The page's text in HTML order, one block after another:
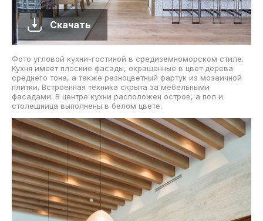
Скачать
Фото угловой кухни-гостиной в средиземноморском стиле.
Кухня имеет плоские фасады, окрашенные в цвет дерева
среднего тона, а также разноцветный фартук из мозаичной
плитки. Встроенная техника скрыта за мебельными
фасадами. В центре кухни расположен остров, а пол и
столешница выполнены в белом цвете.